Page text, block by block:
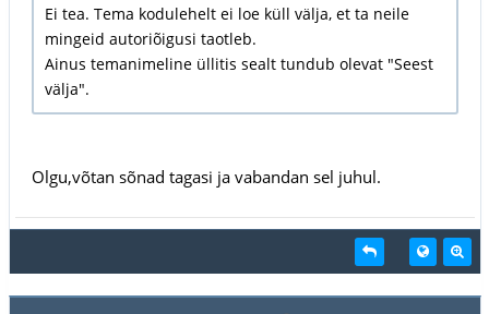
Ei tea. Tema kodulehelt ei loe küll välja, et ta neile
mingeid autoriõigusi taotleb.
Ainus temanimeline üllitis sealt tundub olevat "Seest
välja".
Olgu,võtan sõnad tagasi ja vabandan sel juhul.